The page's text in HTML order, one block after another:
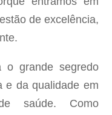
de excelência,
o grande segredo
e da qualidade em
saúde. Como